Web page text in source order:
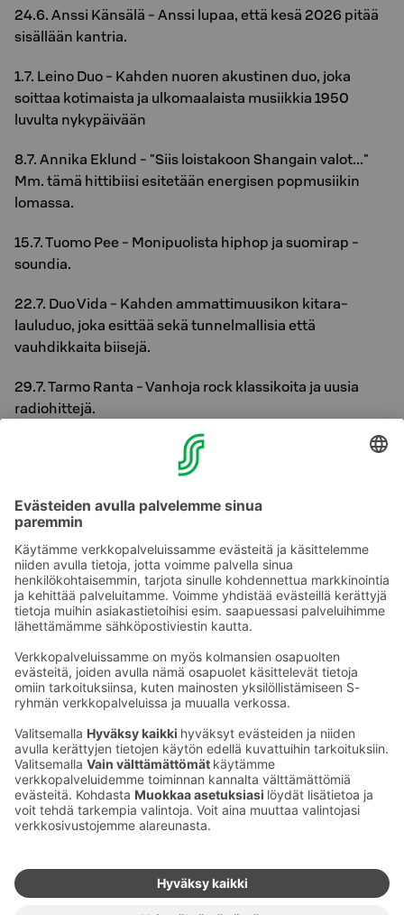
24.6. Anssi Känsälä - Anssi lupaa, että kesä 2026 pitää
sisällään kantria.
1.7. Leino Duo - Kahden nuoren akustinen duo, joka
soittaa kotimaista ja ulkomaalaista musiikkia 1950
luvulta nykypäivään
8.7. Annika Eklund - "Siis loistakoon Shangain valot..."
Mm. tämä hittibiisi esitetään energisen popmusiikin
lomassa.
15.7. Tuomo Pee - Monipuolista hiphop ja suomirap -
soundia.
22.7. Duo Vida - Kahden ammattimuusikon kitara-
lauluduo, joka esittää sekä tunnelmallisia että
vauhdikkaita biisejä.
29.7. Tarmo Ranta - Vanhoja rock klassikoita ja uusia
radiohittejä.
Kesäkauden virallisissa päättäjäisissä Sataman valoissa
28.-29.8. jo tuttu DJ Ando!
Lue lisääRaflaamo.fi >>
Nautinnollisia kesäiltoja
Kasinoterassilla!
Ota yhteyttä
Hotellien yhteystiedot
Asiakaspalvelun yhteystiedot›
Palaute
Anna palautetta
Sokos Hotels uutiskirje
Tilaa uutiskirje
Saat Sokos Hotellien uusimmat
edut ja uutiset sähköpostiisi
kuukausittain.
Palkinnot ja sertifikaatit
Sokos Hotels somessa
Sokos Hotels
Facebookissa
Sokos Hotels
Sokos
Hotels
Sokos
Hotels